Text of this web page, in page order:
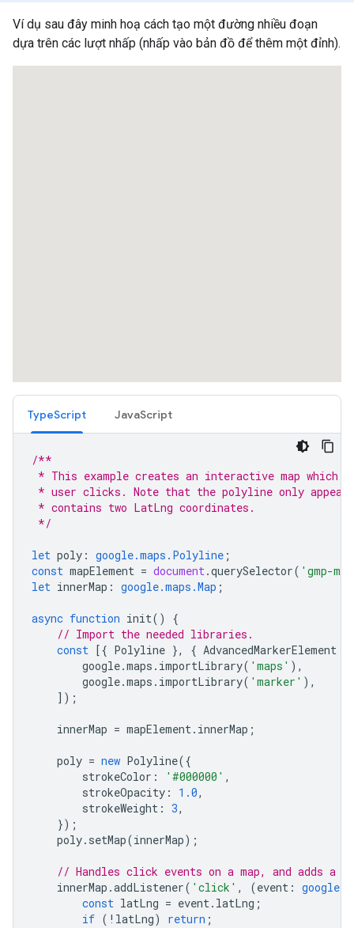
Ví dụ sau đây minh hoạ cách tạo một đường nhiều đoạn
dựa trên các lượt nhấp (nhấp vào bản đồ để thêm một đỉnh).
TypeScript JavaScript
/**
* This example creates an interactive map which
* user clicks. Note that the polyline only
* contains two LatLng coordinates.
*/
let poly : google.maps.Polyline ;
const mapElement = document.querySelector( 'gmp-
let innerMap : google.maps.Map ;
async function init()
{
// Import the needed libraries.
const
[{ Polyline }, { AdvancedMarkerElement
google.maps . importLibrary( 'maps' ),
google.maps . importLibrary( 'marker' ),
]);
innerMap = mapElement. innerMap ;
poly = new Polyline({
strokeColor : '#000000' ,
strokeOpacity : 1.0,
strokeWeight : 3,
});
poly. setMap(innerMap);
// Handles click events on a map, and adds a
innerMap .addListener( 'click' , (event :
const latLng = event. latLng ;
if ( ! latLng) return ;